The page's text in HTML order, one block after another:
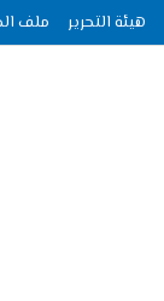
هيئة التحرير ملف الصحافة